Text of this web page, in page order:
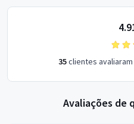
35clientes
Avaliações de